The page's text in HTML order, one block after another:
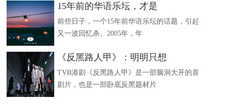
15年前的华语乐坛，才是
前些日子，一个15年前华语乐坛的话题，引起
又一波回忆杀。2005年，年
《反黑路人甲》：明明只想
TVB港剧《反黑路人甲》是一部脑洞大开的喜
剧片，也是一部卧底反黑题材片